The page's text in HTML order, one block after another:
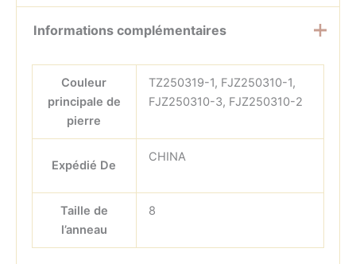
Informations complémentaires
Couleur
principale de
pierre
TZ250319-1, FJZ250310-1,
FJZ250310-3, FJZ250310-2
Expédié De
CHINA
Taille de
l’anneau
8